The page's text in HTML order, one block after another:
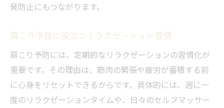
発防止にもつながります。
肩こり予防に役立つリラクゼーション習慣
肩こり予防には、定期的なリラクゼーションの習慣化が
重要です。その理由は、筋肉の緊張や疲労が蓄積する前
に心身をリセットできるからです。具体的には、週に一
度のリラクゼーションタイムや、日々のセルフマッサー